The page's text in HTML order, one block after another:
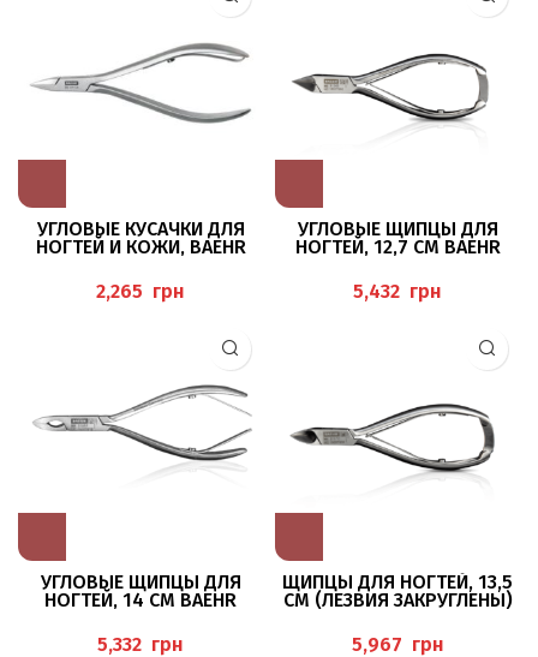
УГЛОВЫЕ КУСАЧКИ ДЛЯ
НОГТЕЙ И КОЖИ, BAEHR
грн
УГЛОВЫЕ ЩИПЦЫ ДЛЯ
НОГТЕЙ, 12,7 СМ BAEHR
грн
УГЛОВЫЕ ЩИПЦЫ ДЛЯ
НОГТЕЙ, 14 СМ BAEHR
грн
ЩИПЦЫ ДЛЯ НОГТЕЙ, 13,5
СМ (ЛЕЗВИЯ ЗАКРУГЛЕНЫ)
грн